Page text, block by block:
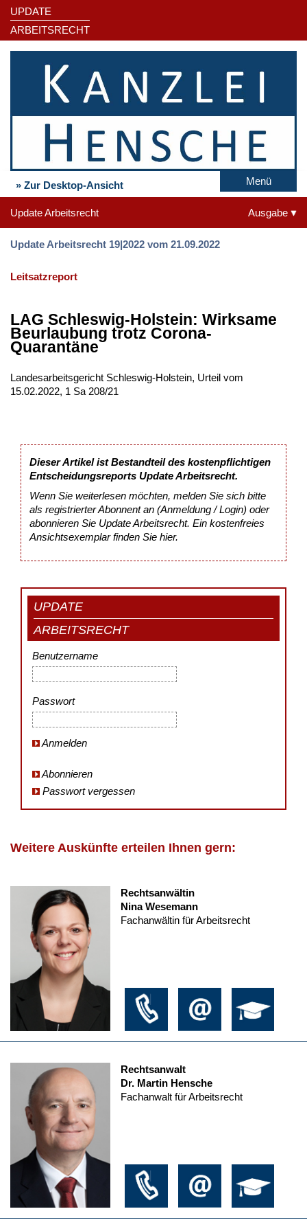
UPDATE
ARBEITSRECHT
» Zur Desktop-Ansicht Menü
Update Arbeitsrecht Ausgabe
Update Arbeitsrecht 19|2022 vom 21.09.2022
Leitsatzreport
LAG Schleswig-Holstein: Wirksame
Beurlaubung trotz Corona-
Quarantäne
Landesarbeitsgericht Schleswig-Holstein, Urteil vom
15.02.2022, 1 Sa 208/21
Dieser Artikel ist Bestandteil des kostenpflichtigen
Entscheidungsreports Update Arbeitsrecht.
Wenn Sie weiterlesen möchten, melden Sie sich bitte
als registrierter Abonnent an (Anmeldung / Login) oder
abonnieren Sie Update Arbeitsrecht. Ein kostenfreies
Ansichtsexemplar finden Sie hier.
UPDATE
ARBEITSRECHT
Benutzername
Passwort
Anmelden
Abonnieren
Passwort vergessen
Weitere Auskünfte erteilen Ihnen gern:
Rechtsanwältin
Nina Wesemann
Fachanwältin für Arbeitsrecht
Rechtsanwalt
Dr. Martin Hensche
Fachanwalt für Arbeitsrecht